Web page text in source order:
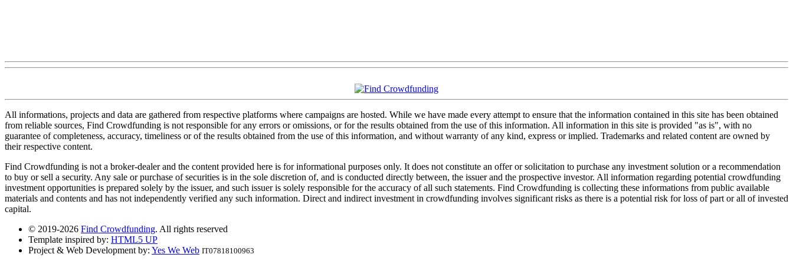
All informations, projects and data are gathered from respective platforms where campaigns are hosted. While we have made every attempt to ensure that the information contained in this site has been obtained
from reliable sources, Find Crowdfunding is not responsible for any errors or omissions, or for the results obtained from the use of this information. All information in this site is provided "as is", with no
guarantee of completeness, accuracy, timeliness or of the results obtained from the use of this information, and without warranty of any kind, express or implied. Trademarks and related content are owned by
their respective content.
Find Crowdfunding is not a broker-dealer and the content provided here is for informational purposes only. It does not constitute an offer or solicitation to purchase any investment solution or a recommendation
to buy or sell a security. Any sale or purchase of securities is in the sole discretion of, and is conducted directly between, the issuer and the prospective investor. All information regarding potential crowdfunding
investment opportunities is prepared solely by the issuer, and such issuer is solely responsible for the accuracy of all such statements. Find Crowdfunding is collecting these informations from public available
materials and contents and has not independently verified any such information. Direct and indirect investment in crowdfunding involves significant risks as there is a potential risk for loss of part or all of invested
capital.
© 2019-2026 Find Crowdfunding. All rights reserved
Template inspired by: HTML5 UP
Project & Web Development by: Yes We Web IT07818100963